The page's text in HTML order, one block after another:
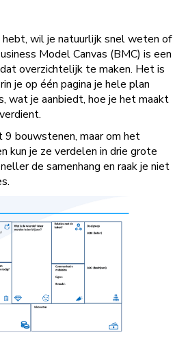
wil je natuurlijk snel weten of
Model Canvas (BMC) is een
overzichtelijk te maken. Het is
je op één pagina je hele plan
wat je aanbiedt, hoe je het maakt
bouwstenen, maar om het
kun je ze verdelen in drie grote
de samenhang en raak je niet